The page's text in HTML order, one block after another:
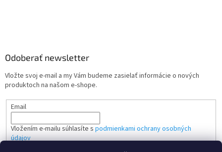
Odoberať newsletter
Vložte svoj e-mail a my Vám budeme zasielať informácie o nových
produktoch na našom e-shope.
Email
Vložením e-mailu súhlasíte s podmienkami ochrany osobných
údajov